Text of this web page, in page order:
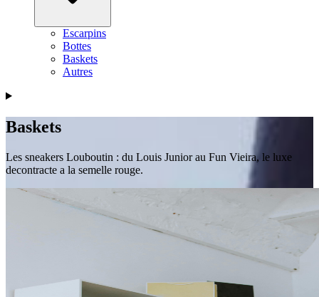
Escarpins
Bottes
Baskets
Autres
Baskets
Les sneakers Louboutin : du Louis Junior au Fun Vieira, le luxe
decontracte a la semelle rouge.